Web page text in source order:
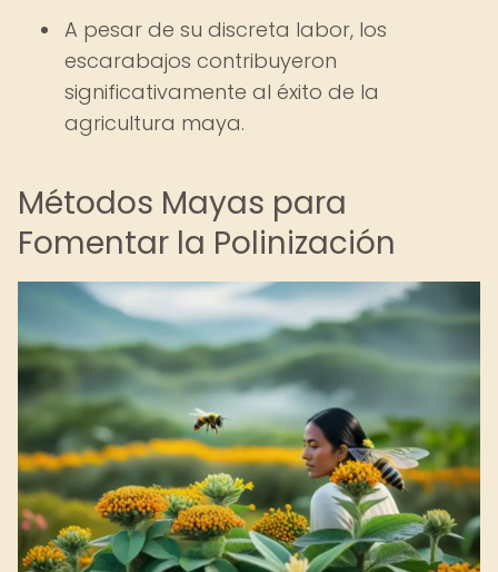
A pesar de su discreta labor, los
escarabajos contribuyeron
significativamente al éxito de la
agricultura maya.
Métodos Mayas para
Fomentar la Polinización